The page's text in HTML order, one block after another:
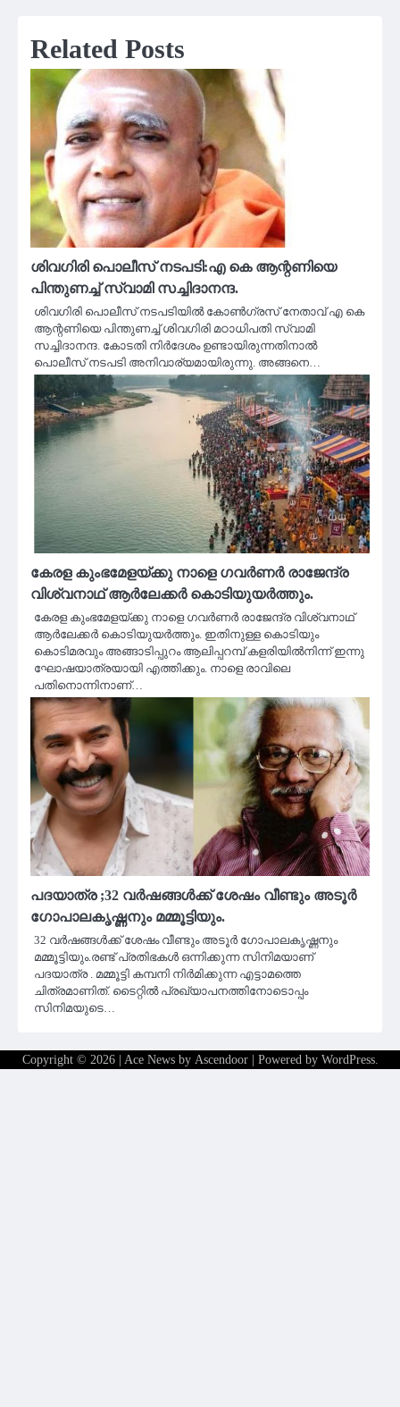
Related Posts
ശിവഗിരി പൊലീസ് നടപടി:എ കെ ആന്റണിയെ
പിന്തുണച്ച് സ്വാമി സച്ചിദാനന്ദ.
ശിവഗിരി പൊലീസ് നടപടിയില്‍ കോണ്‍ഗ്രസ് നേതാവ് എ കെ
ആന്റണിയെ പിന്തുണച്ച് ശിവഗിരി മഠാധിപതി സ്വാമി
സച്ചിദാനന്ദ. കോടതി നിര്‍ദേശം ഉണ്ടായിരുന്നതിനാല്‍
പൊലീസ് നടപടി അനിവാര്യമായിരുന്നു. അങ്ങനെ…
കേരള കുംഭമേളയ്ക്കു നാളെ ഗവര്‍ണര്‍ രാജേന്ദ്ര
വിശ്വനാഥ് ആര്‍ലേക്കര്‍ കൊടിയുയര്‍ത്തും.
കേരള കുംഭമേളയ്ക്കു നാളെ ഗവര്‍ണര്‍ രാജേന്ദ്ര വിശ്വനാഥ്
ആര്‍ലേക്കര്‍ കൊടിയുയര്‍ത്തും. ഇതിനുള്ള കൊടിയും
കൊടിമരവും അങ്ങാടിപ്പുറം ആലിപ്പറമ്പ് കളരിയില്‍നിന്ന് ഇന്നു
ഘോഷയാത്രയായി എത്തിക്കും. നാളെ രാവിലെ
പതിനൊന്നിനാണ്…
പദയാത്ര ;32 വർഷങ്ങൾക്ക് ശേഷം വീണ്ടും അടൂർ
ഗോപാലകൃഷ്ണനും മമ്മൂട്ടിയും.
32 വർഷങ്ങൾക്ക് ശേഷം വീണ്ടും അടൂർ ഗോപാലകൃഷ്ണനും
മമ്മൂട്ടിയും.രണ്ട് പ്രതിഭകൾ ഒന്നിക്കുന്ന സിനിമയാണ്
പദയാത്ര . മമ്മൂട്ടി കമ്പനി നിർമിക്കുന്ന എട്ടാമത്തെ
ചിത്രമാണിത്. ടൈറ്റിൽ പ്രഖ്യാപനത്തിനോടൊപ്പം
സിനിമയുടെ…
Copyright © 2026 | Ace News by Ascendoor| Powered by WordPress.